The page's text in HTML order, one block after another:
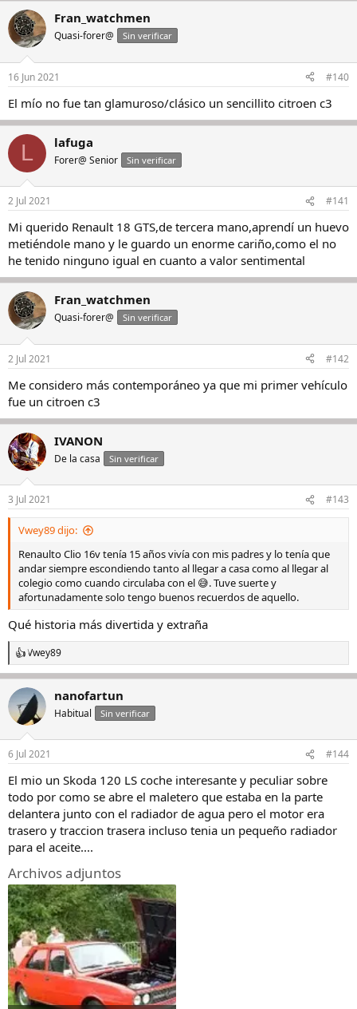
Fran_watchmen
Quasi-forer@ Sin verificar
16 Jun 2021 #140
El mío no fue tan glamuroso/clásico un sencillito citroen c3
L lafuga
Forer@ Senior Sin verificar
2 Jul 2021 #141
Mi querido Renault 18 GTS,de tercera mano,aprendí un huevo
metiéndole mano y le guardo un enorme cariño,como el no
he tenido ninguno igual en cuanto a valor sentimental
Fran_watchmen
Quasi-forer@ Sin verificar
2 Jul 2021 #142
Me considero más contemporáneo ya que mi primer vehículo
fue un citroen c3
IVANON
De la casa Sin verificar
3 Jul 2021 #143
Vwey89 dijo:
Renaulto Clio 16v tenía 15 años vivía con mis padres y lo tenía que
andar siempre escondiendo tanto al llegar a casa como al llegar al
colegio como cuando circulaba con el 😅. Tuve suerte y
afortunadamente solo tengo buenos recuerdos de aquello.
Qué historia más divertida y extraña
R
e
a
c
c
i
e
:
Vwey89
nanofartun
Habitual Sin verificar
6 Jul 2021 #144
El mio un Skoda 120 LS coche interesante y peculiar sobre
todo por como se abre el maletero que estaba en la parte
delantera junto con el radiador de agua pero el motor era
trasero y traccion trasera incluso tenia un pequeño radiador
para el aceite....
Archivos adjuntos